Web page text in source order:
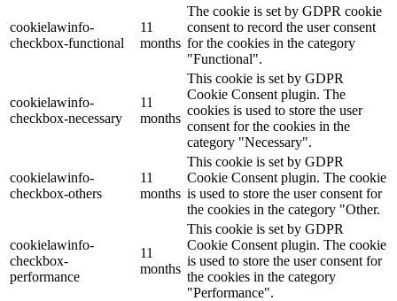
cookielawinfo-
checkbox-functional
11
months
The cookie is set by GDPR cookie
consent to record the user consent
for the cookies in the category
"Functional".
cookielawinfo-
checkbox-necessary
11
months
This cookie is set by GDPR
Cookie Consent plugin. The
cookies is used to store the user
consent for the cookies in the
category "Necessary".
cookielawinfo-
checkbox-others
11
months
This cookie is set by GDPR
Cookie Consent plugin. The cookie
is used to store the user consent for
the cookies in the category "Other.
cookielawinfo-
checkbox-
performance
11
months
This cookie is set by GDPR
Cookie Consent plugin. The cookie
is used to store the user consent for
the cookies in the category
"Performance".